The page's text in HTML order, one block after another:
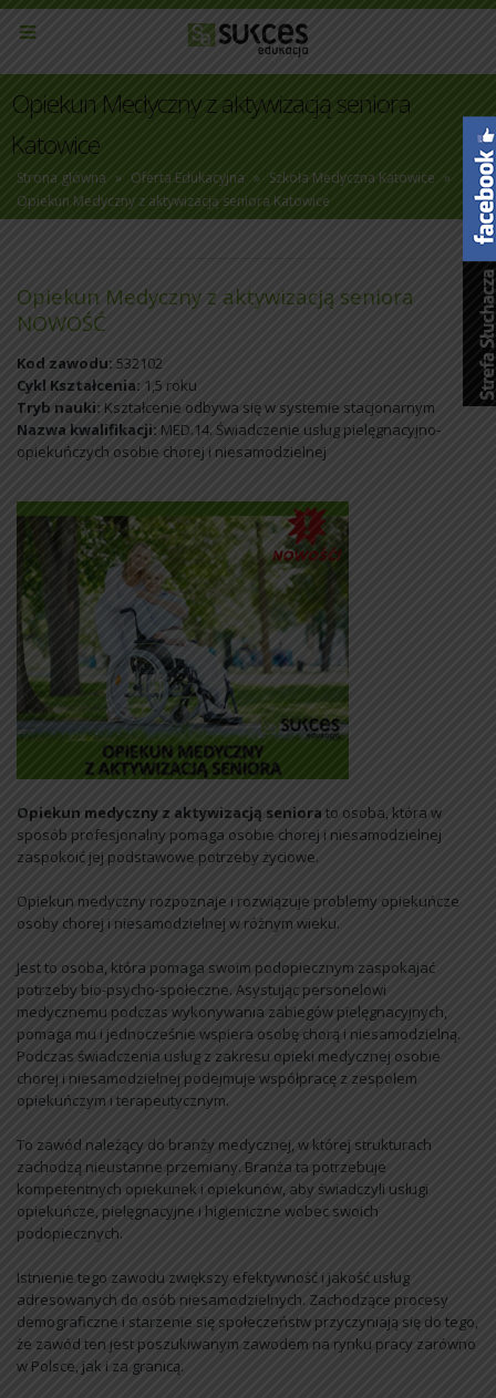
Opiekun Medyczny z aktywizacją seniora
Katowice
Strona główna » Oferta Edukacyjna » Szkoła Medyczna Katowice »
Opiekun Medyczny z aktywizacją seniora Katowice
Opiekun Medyczny z aktywizacją seniora
NOWOŚĆ
Kod zawodu: 532102
Cykl Kształcenia: 1,5 roku
Tryb nauki: Kształcenie odbywa się w systemie stacjonarnym
Nazwa kwalifikacji: MED.14. Świadczenie usług pielęgnacyjno-
opiekuńczych osobie chorej i niesamodzielnej
Opiekun medyczny z aktywizacją seniora to osoba, która w
sposób profesjonalny pomaga osobie chorej i niesamodzielnej
zaspokoić jej podstawowe potrzeby życiowe.
Opiekun medyczny rozpoznaje i rozwiązuje problemy opiekuńcze
osoby chorej i niesamodzielnej w różnym wieku.
Jest to osoba, która pomaga swoim podopiecznym zaspokajać
potrzeby bio-psycho-społeczne. Asystując personelowi
medycznemu podczas wykonywania zabiegów pielęgnacyjnych,
pomaga mu i jednocześnie wspiera osobę chorą i niesamodzielną.
Podczas świadczenia usług z zakresu opieki medycznej osobie
chorej i niesamodzielnej podejmuje współpracę z zespołem
opiekuńczym i terapeutycznym.
To zawód należący do branży medycznej, w której strukturach
zachodzą nieustanne przemiany. Branża ta potrzebuje
kompetentnych opiekunek i opiekunów, aby świadczyli usługi
opiekuńcze, pielęgnacyjne i higieniczne wobec swoich
podopiecznych.
Istnienie tego zawodu zwiększy efektywność i jakość usług
adresowanych do osób niesamodzielnych. Zachodzące procesy
demograficzne i starzenie się społeczeństw przyczyniają się do tego,
że zawód ten jest poszukiwanym zawodem na rynku pracy zarówno
w Polsce, jak i za granicą.